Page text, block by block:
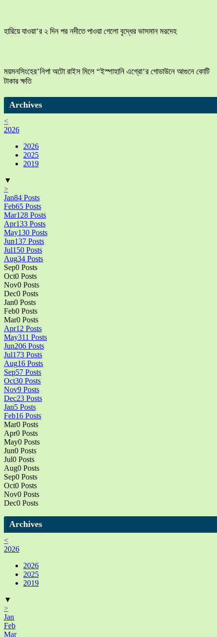
হারিয়ে যাওয়া’র ২ দিন পর নদীতে পাওয়া গেলো বৃদ্ধের ভাসমান মরদেহ
ময়মনসিংহের’নিপা অটো রাইস মিলে “ইস্পাহানি এগ্রো’র গোডাউনে আগুনে কোটি
টাকার ক্ষতি
Archives
<
2026
2026
2025
2019
▼
>
Jan84 Posts
Feb65 Posts
Mar128 Posts
Apr133 Posts
May130 Posts
Jun137 Posts
Jul150 Posts
Aug34 Posts
Sep0 Posts
Oct0 Posts
Nov0 Posts
Dec0 Posts
Jan0 Posts
Feb0 Posts
Mar0 Posts
Apr12 Posts
May311 Posts
Jun206 Posts
Jul173 Posts
Aug16 Posts
Sep57 Posts
Oct30 Posts
Nov9 Posts
Dec23 Posts
Jan5 Posts
Feb16 Posts
Mar0 Posts
Apr0 Posts
May0 Posts
Jun0 Posts
Jul0 Posts
Aug0 Posts
Sep0 Posts
Oct0 Posts
Nov0 Posts
Dec0 Posts
Archives
<
2026
2026
2025
2019
▼
>
Jan
Feb
Mar